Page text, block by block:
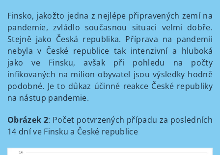
Finsko, jakožto jedna z nejlépe připravených zemí na
pandemie, zvládlo současnou situaci velmi dobře.
Stejně jako Česká republika. Příprava na pandemii
nebyla v České republice tak intenzivní a hluboká
jako ve Finsku, avšak při pohledu na počty
infikovaných na milion obyvatel jsou výsledky hodně
podobné. Je to důkaz účinné reakce České republiky
na nástup pandemie.
Obrázek 2: Počet potvrzených případu za posledních
14 dní ve Finsku a České republice